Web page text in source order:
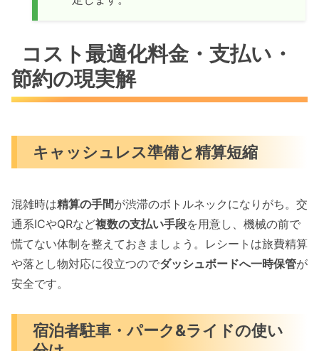
コスト最適化料金・支払い・
節約の現実解
キャッシュレス準備と精算短縮
混雑時は精算の手間が渋滞のボトルネックになりがち。交
通系ICやQRなど複数の支払い手段を用意し、機械の前で
慌てない体制を整えておきましょう。レシートは旅費精算
や落とし物対応に役立つのでダッシュボードへ一時保管が
安全です。
宿泊者駐車・パーク&ライドの使い